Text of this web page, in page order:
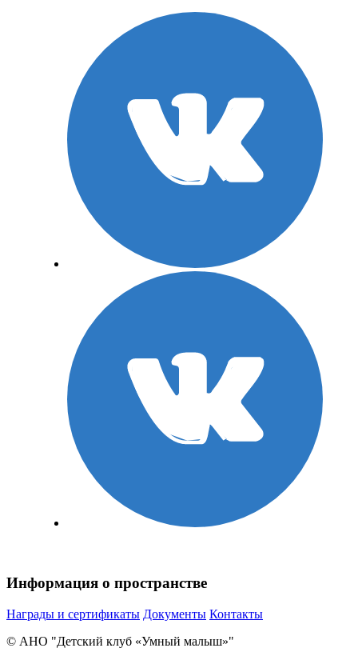
Информация о пространстве
Награды и сертификаты Документы Контакты
© АНО "Детский клуб «Умный малыш»"